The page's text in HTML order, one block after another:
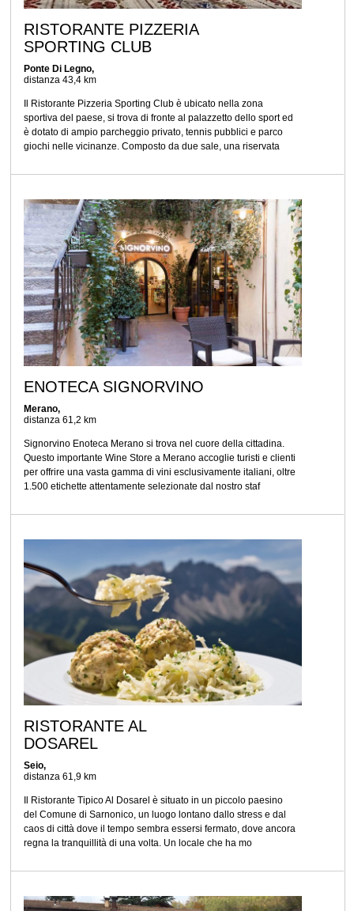
RISTORANTE PIZZERIA
SPORTING CLUB
Ponte Di Legno,
distanza 43,4 km
Il Ristorante Pizzeria Sporting Club è ubicato nella zona
sportiva del paese, si trova di fronte al palazzetto dello sport ed
è dotato di ampio parcheggio privato, tennis pubblici e parco
giochi nelle vicinanze. Composto da due sale, una riservata
ENOTECA SIGNORVINO
Merano,
distanza 61,2 km
Signorvino Enoteca Merano si trova nel cuore della cittadina.
Questo importante Wine Store a Merano accoglie turisti e clienti
per offrire una vasta gamma di vini esclusivamente italiani, oltre
1.500 etichette attentamente selezionate dal nostro staf
RISTORANTE AL
DOSAREL
Seio,
distanza 61,9 km
Il Ristorante Tipico Al Dosarel è situato in un piccolo paesino
del Comune di Sarnonico, un luogo lontano dallo stress e dal
caos di città dove il tempo sembra essersi fermato, dove ancora
regna la tranquillità di una volta. Un locale che ha mo